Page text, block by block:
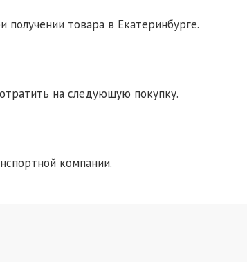
получении товара в Екатеринбурге.
на следующую покупку.
компании.